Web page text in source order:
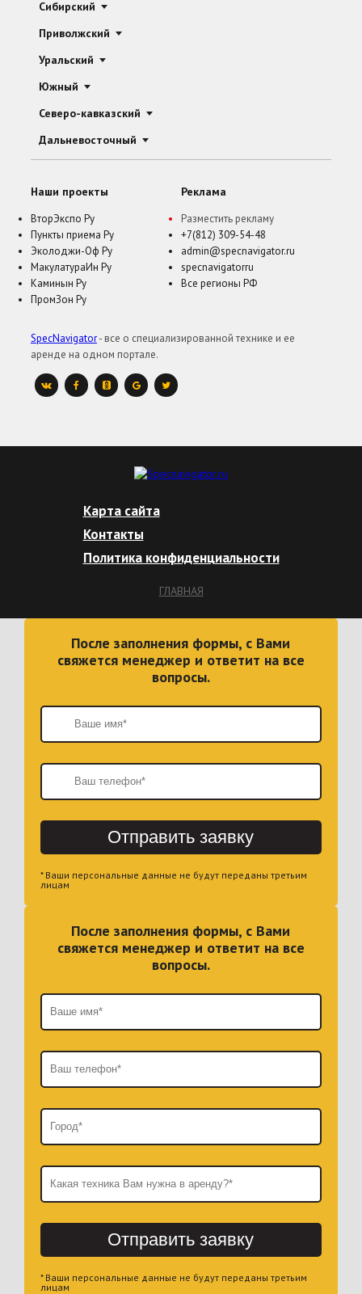
Сибирский
Приволжский
Уральский
Южный
Северо-кавказский
Дальневосточный
Наши проекты
ВторЭкспо Ру
Пункты приема Ру
Эколоджи-Оф Ру
МакулатураИн Ру
Каминын Ру
ПромЗон Ру
Реклама
Разместить рекламу
+7(812) 309-54-48
admin@specnavigator.ru
specnavigatorru
Все регионы РФ
SpecNavigator- все о специализированной технике и ее
аренде на одном портале.
Карта сайта
Контакты
Политика конфиденциальности
ГЛАВНАЯ
После заполнения формы, с Вами
свяжется менеджер и ответит на все
вопросы.
Отправить заявку
* Ваши персональные данные не будут переданы третьим
лицам
После заполнения формы, с Вами
свяжется менеджер и ответит на все
вопросы.
Отправить заявку
* Ваши персональные данные не будут переданы третьим
лицам